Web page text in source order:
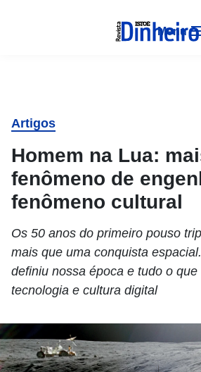
Menu
Artigos
Homem na Lua:
fenômeno de
fenômeno cultural
Os 50 anos do primeiro pouso
mais que uma conquista
definiu nossa época e tudo o
tecnologia e cultura digital